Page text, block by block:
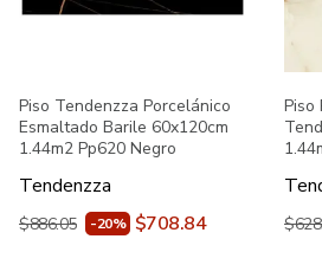
Piso Tendenzza Porcelánico
Esmaltado Barile 60x120cm
1.44m2 Pp620 Negro
Tendenzza
$886.05 -20% $708.84
Piso